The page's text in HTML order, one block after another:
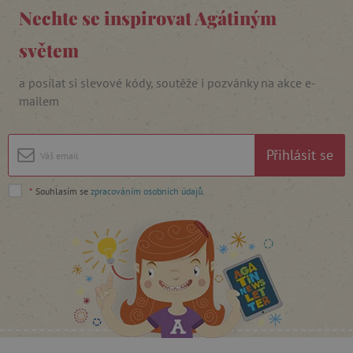
Nechte se inspirovat Agátiným
světem
a posílat si slevové kódy, soutěže i pozvánky na akce e-
mailem
Přihlásit se
* Souhlasím se zpracováním osobních údajů.
cjConsent .agatinsvet.cz
Google Privacy Policy